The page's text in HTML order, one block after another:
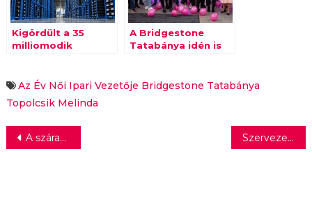
Kigördült a 35
milliomodik
tatabányai gyárából
A Bridgestone
Tatabánya idén is
ellen
Az Év Női Ipari Vezetője Bridgestone Tatabánya
Topolcsik Melinda
Bejegyzés
A száraz kontinentális klíma változása sújtja térségünket: gyorsul a nyári felmelegedés, súlyosbodnak az aszályok Szervezeti megújulás az ACG-nél új vezetőkkal, új struktúrával